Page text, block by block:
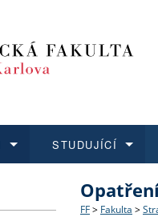
Struktura
Co
STUDUJÍCÍ
O vědě a
Aktuální
FF > Fakulta >